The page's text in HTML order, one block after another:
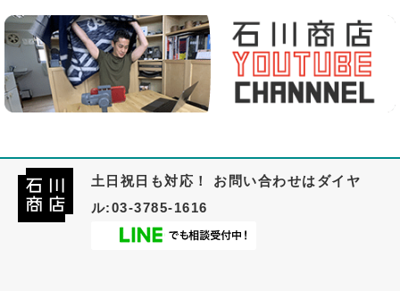
土日祝日も対応！ お問い合わせはダイヤ
ル:03-3785-1616